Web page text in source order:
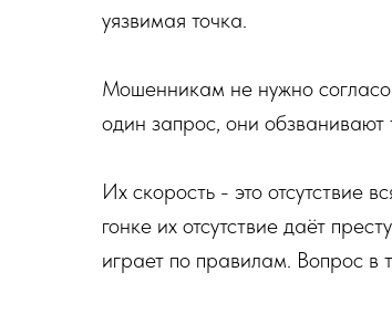
уязвимая точка.
Мошенникам не нужно
один запрос, они обзванивают
Их скорость - это отсутствие
гонке их отсутствие даёт
играет по правилам. Вопрос в